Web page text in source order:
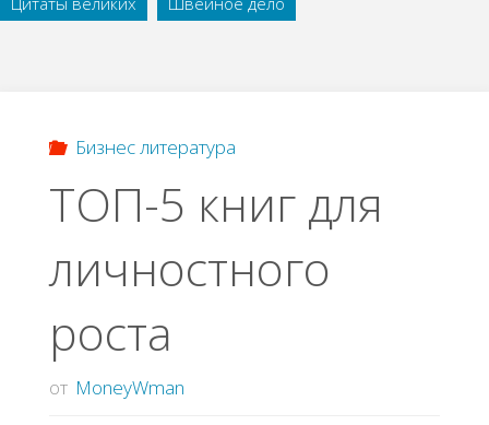
Бизнес литература
ТОП-5 книг для
личностного
роста
от MoneyWman